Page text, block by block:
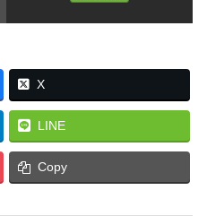
X
LINE
Copy